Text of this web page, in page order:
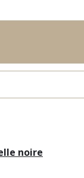
noire